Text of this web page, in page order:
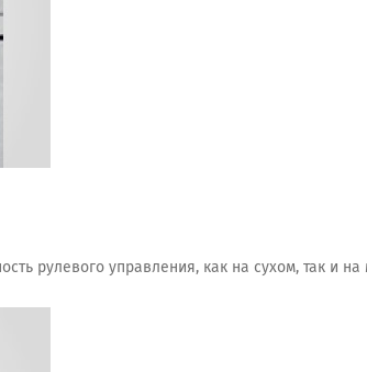
рулевого управления, как на сухом, так и